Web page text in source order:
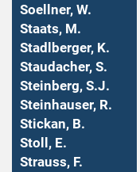
Soellner, W.
Staats, M.
Stadlberger, K.
Staudacher, S.
Steinberg, S.J.
Steinhauser, R.
Stickan, B.
Stoll, E.
Strauss, F.